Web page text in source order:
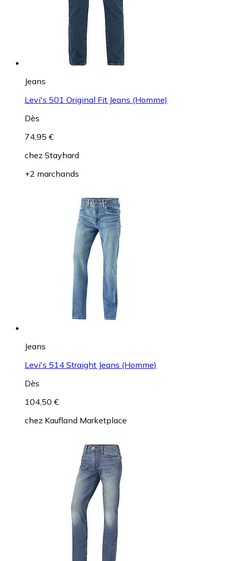
Jeans
Levi's 501 Original Fit Jeans (Homme)
Dès
74,95 €
chez Stayhard
+2 marchands
Jeans
Levi's 514 Straight Jeans (Homme)
Dès
104,50 €
chez Kaufland Marketplace